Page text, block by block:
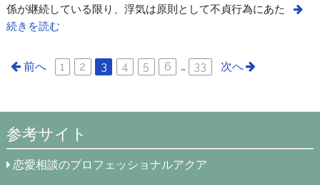
係が継続している限り、浮気は原則として不貞行為にあた
続きを読む
前へ 1 2 3 4 5 6 … 33 次へ
参考サイト
恋愛相談のプロフェッショナルアクア